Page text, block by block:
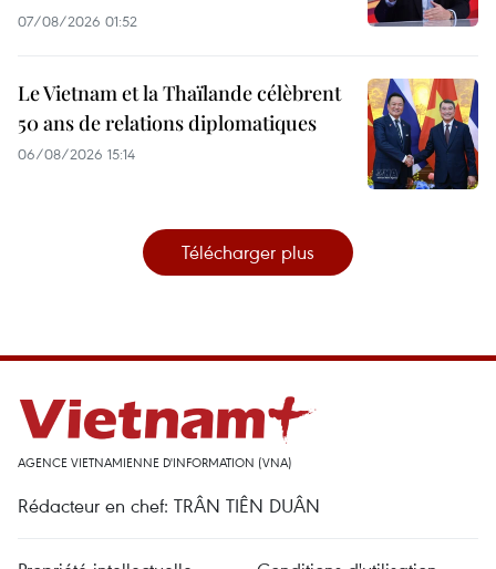
07/08/2026 01:52
Le Vietnam et la Thaïlande célèbrent
50 ans de relations diplomatiques
06/08/2026 15:14
Télécharger plus
AGENCE VIETNAMIENNE D'INFORMATION (VNA)
Rédacteur en chef: TRÂN TIÊN DUÂN